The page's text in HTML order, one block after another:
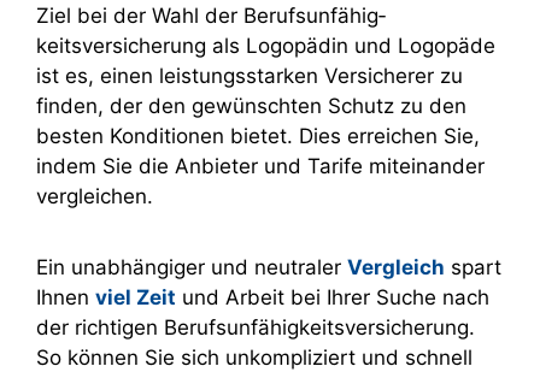
Ziel bei der Wahl der Berufs­unfähig­
keitsversicherung als Logopädin und Logopäde
ist es, einen leistungsstarken Versicherer zu
finden, der den gewünschten Schutz zu den
besten Konditionen bietet. Dies erreichen Sie,
indem Sie die Anbieter und Tarife miteinander
ver­gleichen.
Ein unabhängiger und neutraler Vergleich spart
Ihnen viel Zeit und Arbeit bei Ihrer Suche nach
der richtigen Berufsunfähigkeitsversicherung.
So können Sie sich unkompliziert und schnell